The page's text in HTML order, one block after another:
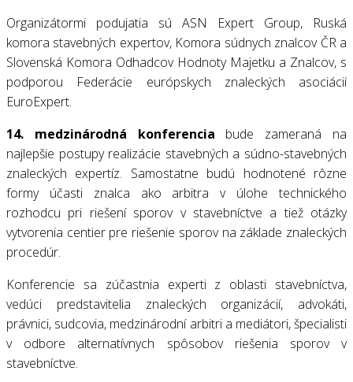
Organizátormi podujatia sú ASN Expert Group, Ruská
komora stavebných expertov, Komora súdnych znalcov ČR a
Slovenská Komora Odhadcov Hodnoty Majetku a Znalcov, s
podporou Federácie európskych znaleckých asociácií
EuroExpert.
14. medzinárodná konferencia bude zameraná na
najlepšie postupy realizácie stavebných a súdno-stavebných
znaleckých expertíz. Samostatne budú hodnotené rôzne
formy účasti znalca ako arbitra v úlohe technického
rozhodcu pri riešení sporov v stavebníctve a tiež otázky
vytvorenia centier pre riešenie sporov na základe znaleckých
procedúr.
Konferencie sa zúčastnia experti z oblasti stavebníctva,
vedúci predstavitelia znaleckých organizácií, advokáti,
právnici, sudcovia, medzinárodní arbitri a mediátori, špecialisti
v odbore alternatívnych spôsobov riešenia sporov v
stavebníctve.